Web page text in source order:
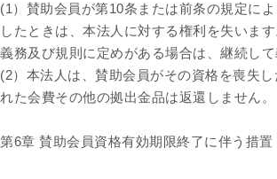
(1）賛助会員が第10条または前条の規定に
したときは、本法人に対する権利を失いま
義務及び規則に定めがある場合は、継続して
(2）本法人は、賛助会員がその資格を喪失
れた会費その他の拠出金品は返還しません。
第6章 賛助会員資格有効期限終了に伴う措置